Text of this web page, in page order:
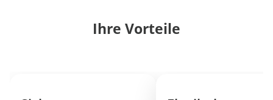
Ihre Vorteile